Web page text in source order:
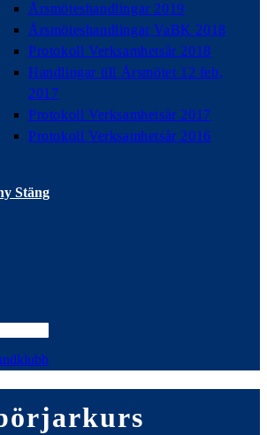
Årsmöteshandlingar 2019
Årsmöteshandlingar VaBK 2018
Protokoll Verksamhetsår 2018
Handlingar till Årsmötet 12 feb,
2017
Protokoll Verksamhetsår 2017
Protokoll Verksamhetsår 2016
Stäng
to
close
the